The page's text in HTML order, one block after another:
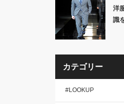
洋
識
カテゴリー
#LOOKUP